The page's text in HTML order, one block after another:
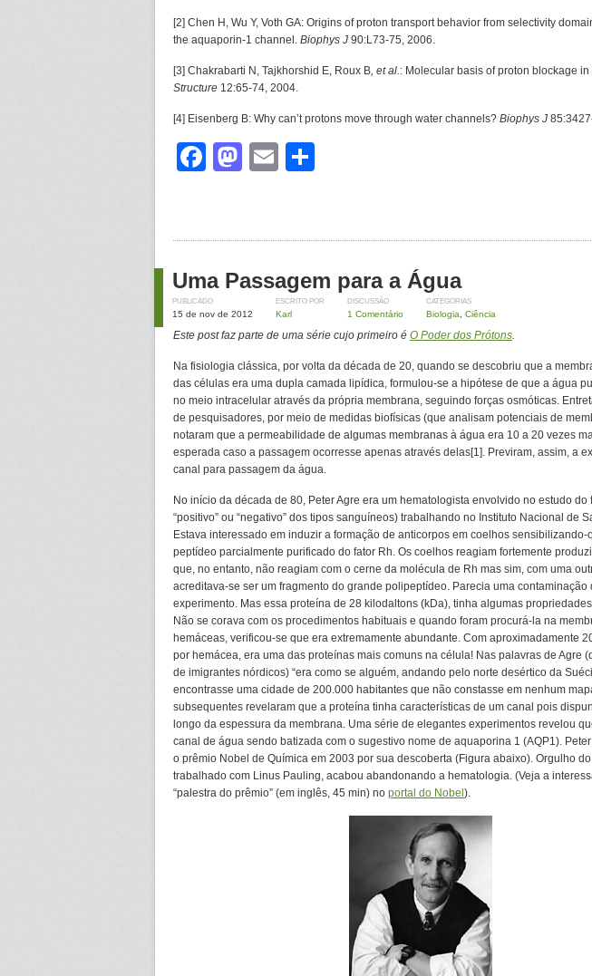
[2] Chen H, Wu Y, Voth GA: Origins of proton transport behavior from selectivity
the aquaporin-1 channel. Biophys J 90:L73-75, 2006.
[3] Chakrabarti N, Tajkhorshid E, Roux B, et al.: Molecular basis of proton blockage
Structure 12:65-74, 2004.
[4] Eisenberg B: Why can’t protons move through water channels? Biophys J
Facebook
Mastodon
Email
Uma Passagem para a Água
PUBLICADO
15 de nov de 2012
ESCRITO POR
Karl
DISCUSSÃO
1 Comentário
CATEGORIAS
Biologia, Ciência
Este post faz parte de uma série cujo primeiro é O Poder dos Prótons.
Na fisiologia clássica, por volta da década de 20, quando se descobriu que a
das células era uma dupla camada lipídica, formulou-se a hipótese de que a água
no meio intracelular através da própria membrana, seguindo forças osmóticas.
de pesquisadores, por meio de medidas biofísicas (que analisam potenciais de
notaram que a permeabilidade de algumas membranas à água era 10 a 20 vezes
esperada caso a passagem ocorresse apenas através delas[1]. Previram, assim, a
canal para passagem da água.
No início da década de 80, Peter Agre era um hematologista envolvido no estudo do
“positivo” ou “negativo” dos tipos sanguíneos) trabalhando no Instituto Nacional de
Estava interessado em induzir a formação de anticorpos em coelhos sensibilizando-
peptídeo parcialmente purificado do fator Rh. Os coelhos reagiam fortemente
que, no entanto, não reagiam com o cerne da molécula de Rh mas sim, com uma
acreditava-se ser um fragmento do grande polipeptídeo. Parecia uma contaminação
experimento. Mas essa proteína de 28 kilodaltons (kDa), tinha algumas
Não se corava com os procedimentos habituais e quando foram procurá-la na
hemáceas, verificou-se que era extremamente abundante. Com aproximadamente
por hemácea, era uma das proteínas mais comuns na célula! Nas palavras de Agre
de imigrantes nórdicos) “era como se alguém, andando pelo norte desértico da
encontrasse uma cidade de 200.000 habitantes que não constasse em nenhum
subsequentes revelaram que a proteína tinha características de um canal pois
longo da espessura da membrana. Uma série de elegantes experimentos revelou
canal de água sendo batizada com o sugestivo nome de aquaporina 1 (AQP1).
o prêmio Nobel de Química em 2003 por sua descoberta (Figura abaixo). Orgulho
trabalhado com Linus Pauling, acabou abandonando a hematologia. (Veja a
“palestra do prêmio” (em inglês, 45 min) no portal do Nobel ).